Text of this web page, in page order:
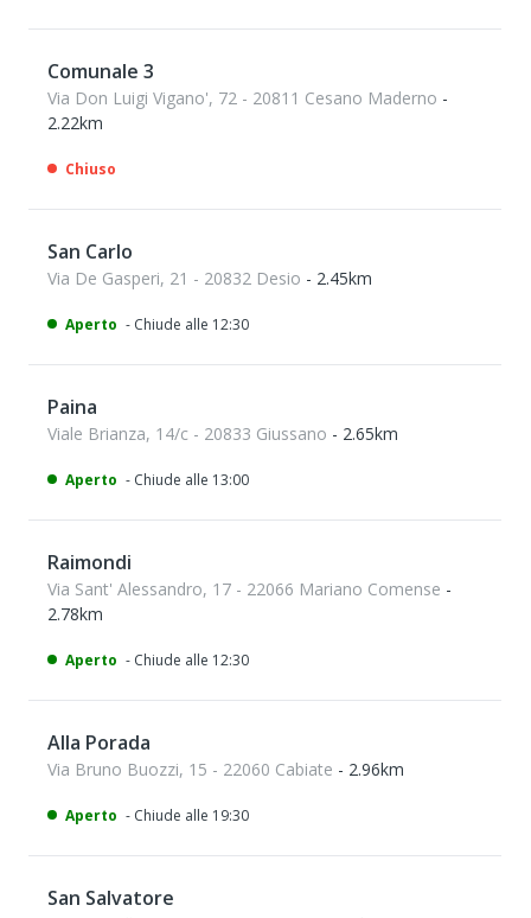
Comunale 3
Via Don Luigi Vigano', 72 - 20811 Cesano Maderno -
2.22km
Chiuso
San Carlo
Via De Gasperi, 21 - 20832 Desio - 2.45km
Aperto - Chiude alle 12:30
Paina
Viale Brianza, 14/c - 20833 Giussano - 2.65km
Aperto - Chiude alle 13:00
Raimondi
Via Sant' Alessandro, 17 - 22066 Mariano Comense -
2.78km
Aperto - Chiude alle 12:30
Alla Porada
Via Bruno Buozzi, 15 - 22060 Cabiate - 2.96km
Aperto - Chiude alle 19:30
San Salvatore